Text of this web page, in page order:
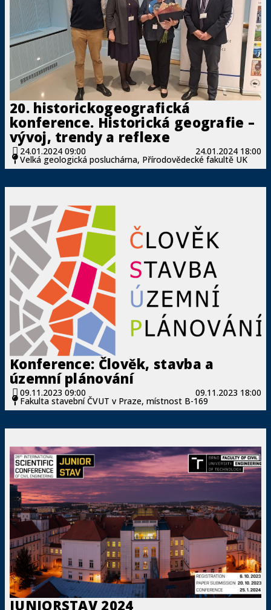
20. historickogeografická
konference. Historická geografie –
vývoj, trendy a reflexe
24.01.2024 09:00 24.01.2024 18:00
Velká geologická posluchárna, Přírodovědecké fakultě UK
Konference: Člověk, stavba a
územní plánování
09.11.2023 09:00 09.11.2023 18:00
Fakulta stavební ČVUT v Praze, místnost B-169
JUNIORSTAV 2024